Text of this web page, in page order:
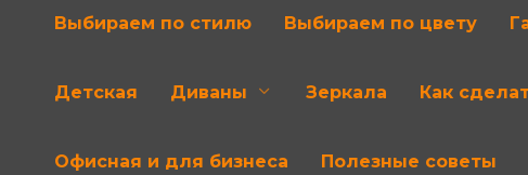
Выбираем по стилю Выбираем по цвету
Детская Диваны Зеркала Как
Офисная и для бизнеса Полезные советы